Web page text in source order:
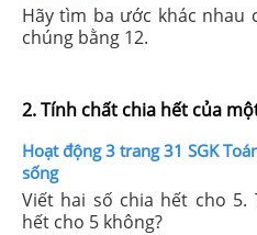
Hãy tìm ba ước khác nhau
chúng bằng 12.
2. Tính chất chia hết của
Hoạt động 3 trang 31 SGK
sống
Viết hai số chia hết cho 5.
hết cho 5 không?